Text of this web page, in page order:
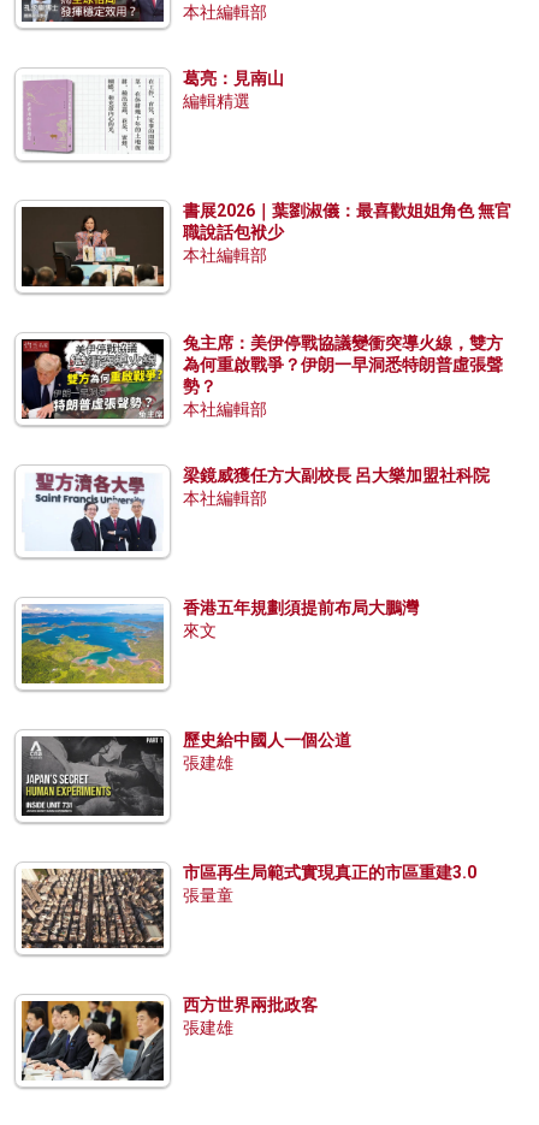
本社編輯部
葛亮：見南山
編輯精選
書展2026｜葉劉淑儀：最喜歡姐姐角色 無官
職說話包袱少
本社編輯部
兔主席：美伊停戰協議變衝突導火線，雙方
為何重啟戰爭？伊朗一早洞悉特朗普虛張聲
勢？
本社編輯部
梁鏡威獲任方大副校長 呂大樂加盟社科院
本社編輯部
香港五年規劃須提前布局大鵬灣
來文
歷史給中國人一個公道
張建雄
市區再生局範式實現真正的市區重建3.0
張量童
西方世界兩批政客
張建雄